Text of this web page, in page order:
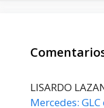
LISARDO
Mercedes: